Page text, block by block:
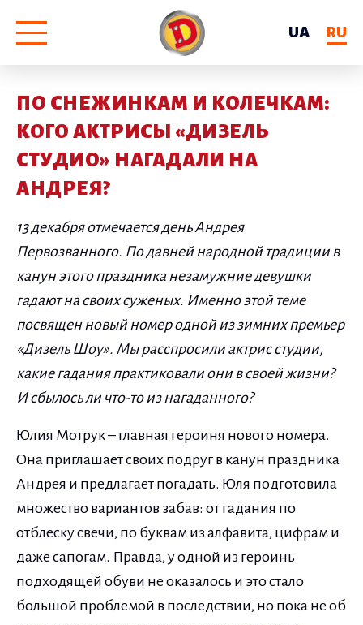
UA
RU
ПО СНЕЖИНКАМ И КОЛЕЧКАМ:
КОГО АКТРИСЫ «ДИЗЕЛЬ
СТУДИО» НАГАДАЛИ НА
АНДРЕЯ?
13 декабря отмечается день Андрея
Первозванного. По давней народной традиции в
канун этого праздника незамужние девушки
гадают на своих суженых. Именно этой теме
посвящен новый номер одной из зимних премьер
«Дизель Шоу». Мы расспросили актрис студии,
какие гадания практиковали они в своей жизни?
И сбылось ли что-то из нагаданного?
Юлия Мотрук – главная героиня нового номера.
Она приглашает своих подруг в канун праздника
Андрея и предлагает погадать. Юля подготовила
множество вариантов забав: от гадания по
отблеску свечи, по буквам из алфавита, цифрам и
даже сапогам. Правда, у одной из героинь
подходящей обуви не оказалось и это стало
большой проблемой в последствии, но пока не об